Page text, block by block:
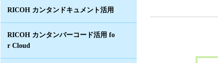
RICOH カンタンドキュメント活用
RICOH カンタンバーコード活用 fo
r Cloud